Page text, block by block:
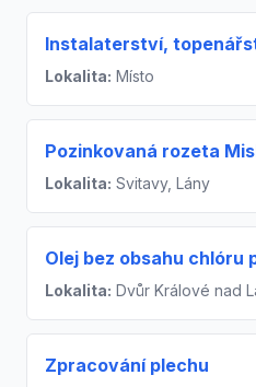
Instalaterství,
Lokalita: Místo
Pozinkovaná rozeta
Lokalita: Svitavy, Lány
Olej bez obsahu chlóru
Lokalita: Dvůr Králové nad
Zpracování plechu